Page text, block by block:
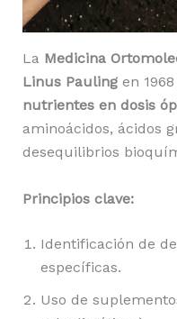
La Medicina
Linus Paulingen 1968
nutrientes en dosis
aminoácidos, ácidos
desequilibrios
Principios clave:
Identificación de
específicas.
Uso de